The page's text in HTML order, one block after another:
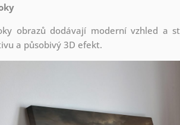
obrazů dodávají moderní vzhled a
a působivý 3D efekt.